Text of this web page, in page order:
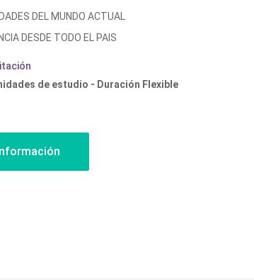
DEL MUNDO ACTUAL
DESDE TODO EL PAIS
de estudio - Duración Flexible